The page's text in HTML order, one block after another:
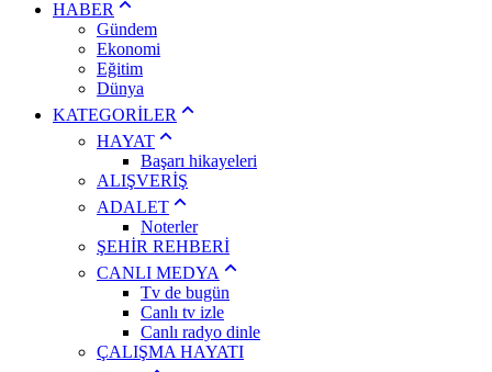
HABER
Gündem
Ekonomi
Eğitim
Dünya
KATEGORİLER
HAYAT
Başarı hikayeleri
ALIŞVERİŞ
ADALET
Noterler
ŞEHİR REHBERİ
CANLI MEDYA
Tv de bugün
Canlı tv izle
Canlı radyo dinle
ÇALIŞMA HAYATI